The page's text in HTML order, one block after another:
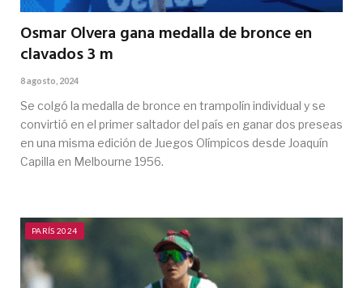
Osmar Olvera gana medalla de bronce en
clavados 3 m
8 agosto, 2024
Se colgó la medalla de bronce en trampolín individual y se
convirtió en el primer saltador del país en ganar dos preseas
en una misma edición de Juegos Olímpicos desde Joaquín
Capilla en Melbourne 1956.
PARÍS 2024